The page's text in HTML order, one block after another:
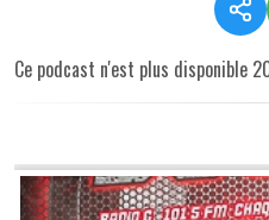
Ce podcast n'est plus disponible